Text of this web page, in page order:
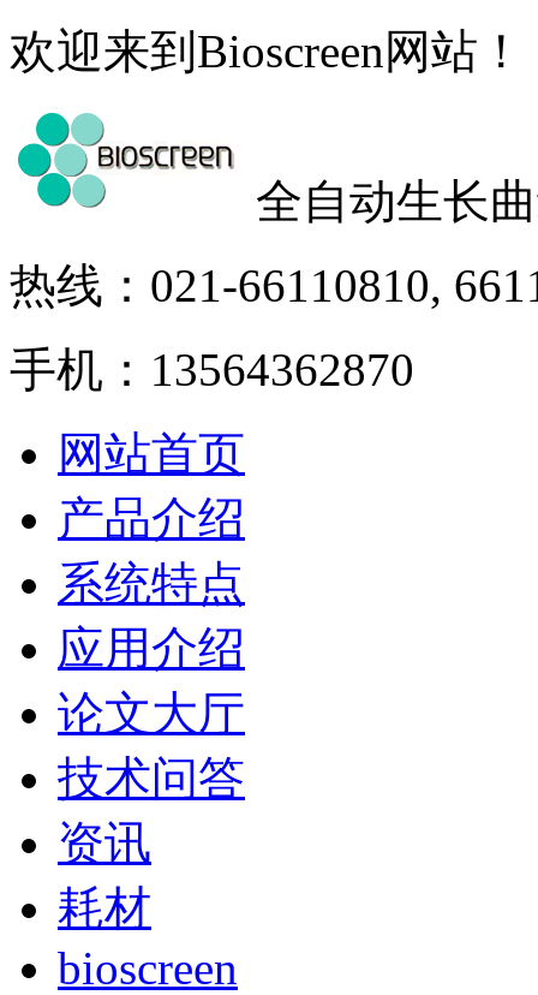
欢迎来到Bioscreen网站！
全自动生长
热线：021-66110810,
手机：13564362870
网站首页
产品介绍
系统特点
应用介绍
论文大厅
技术问答
资讯
耗材
bioscreen